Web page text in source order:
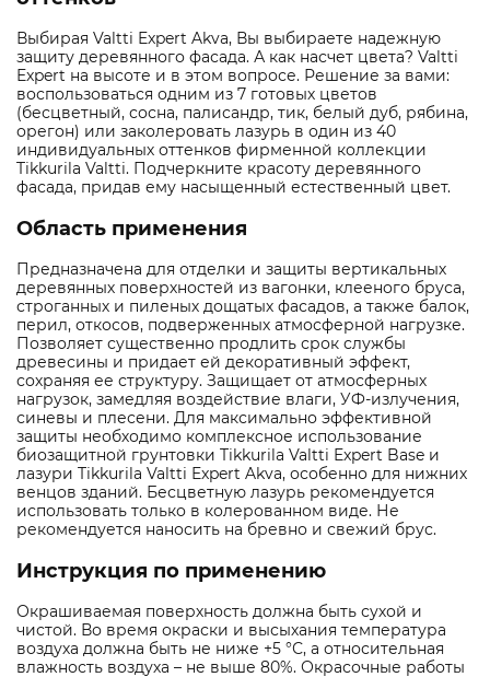
Выбирая Valtti Expert Akva, Вы выбираете надежную
защиту деревянного фасада. А как насчет цвета? Valtti
Expert на высоте и в этом вопросе. Решение за вами:
воспользоваться одним из 7 готовых цветов
(бесцветный, сосна, палисандр, тик, белый дуб, рябина,
орегон) или заколеровать лазурь в один из 40
индивидуальных оттенков фирменной коллекции
Tikkurila Valtti. Подчеркните красоту деревянного
фасада, придав ему насыщенный естественный цвет.
Область применения
Предназначена для отделки и защиты вертикальных
деревянных поверхностей из вагонки, клееного бруса,
строганных и пиленых дощатых фасадов, а также балок,
перил, откосов, подверженных атмосферной нагрузке.
Позволяет существенно продлить срок службы
древесины и придает ей декоративный эффект,
сохраняя ее структуру. Защищает от атмосферных
нагрузок, замедляя воздействие влаги, УФ-излучения,
синевы и плесени. Для максимально эффективной
защиты необходимо комплексное использование
биозащитной грунтовки Tikkurila Valtti Expert Base и
лазури Tikkurila Valtti Expert Akva, особенно для нижних
венцов зданий. Бесцветную лазурь рекомендуется
использовать только в колерованном виде. Не
рекомендуется наносить на бревно и свежий брус.
Инструкция по применению
Окрашиваемая поверхность должна быть сухой и
чистой. Во время окраски и высыхания температура
воздуха должна быть не ниже +5 °С, а относительная
влажность воздуха – не выше 80%. Окрасочные работы